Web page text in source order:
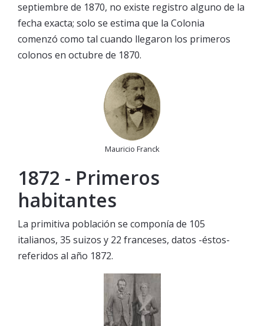
septiembre de 1870, no existe registro alguno de la
fecha exacta; solo se estima que la Colonia
comenzó como tal cuando llegaron los primeros
colonos en octubre de 1870.
Mauricio Franck
1872 - Primeros
habitantes
La primitiva población se componía de 105
italianos, 35 suizos y 22 franceses, datos -éstos-
referidos al año 1872.